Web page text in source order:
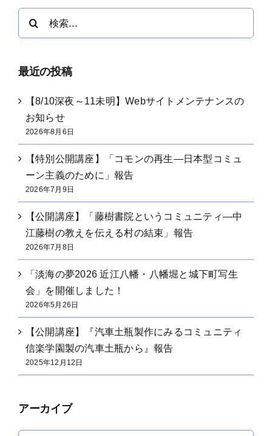
最近の投稿
【8/10深夜～11未明】Webサイトメンテナンスの
お知らせ
2026年8月6日
【特別公開講座】「コモンの再生―日本型コミュ
ーン主義のために」報告
2026年7月9日
【公開講座】「藤樹書院というコミュニティ―中
江藤樹の教えを伝える村の結束」報告
2026年7月8日
「淡海の夢2026 近江八幡・八幡堀と城下町写生
会」を開催しました！
2026年5月26日
【公開講座】『汽車土瓶製作にみるコミュニティ
信楽学園製の汽車土瓶から』報告
2025年12月12日
アーカイブ